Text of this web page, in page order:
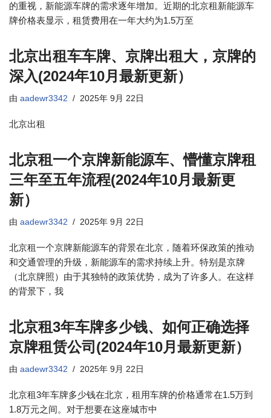
的重视，新能源车牌的需求逐年增加。近期的北京租新能源车
牌价格表显示，租赁费用在一年大约为1.5万至
北京出租车车牌、京牌出租大，京牌的
深入(2024年10月最新更新）
由 aadewr3342 2025年 9月 22日
北京出租
北京租一个京牌新能源车、懵懂京牌租
三年至五年流程(2024年10月最新更
新）
由 aadewr3342 2025年 9月 22日
北京租一个京牌新能源车的背景在北京，随着环保政策的推动
和交通管理的升级，新能源车的需求持续上升。特别是京牌
（北京牌照）由于其独特的政策优势，成为了许多人。在这样
的背景下，我
北京租3年车牌多少钱、如何正确选择
京牌租赁公司(2024年10月最新更新）
由 aadewr3342 2025年 9月 22日
北京租3年车牌多少钱在北京，租用车牌的价格通常在1.5万到
1.8万元之间。对于想要在这座城市中